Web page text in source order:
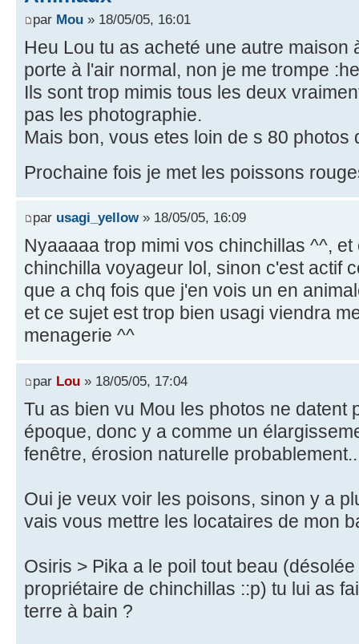
par Mou » 18/05/05, 16:01
Heu Lou tu as acheté une autre maison
porte à l'air normal, non je me trompe
Ils sont trop mimis tous les deux
pas les photographie.
Mais bon, vous etes loin de s 80 photos
Prochaine fois je met les poissons
par usagi_yellow» 18/05/05, 16:09
Nyaaaaa trop mimi vos chinchillas ^^,
chinchilla voyageur lol, sinon c'est actif
que a chq fois que j'en vois un en
et ce sujet est trop bien usagi viendra
menagerie ^^
par Lou » 18/05/05, 17:04
Tu as bien vu Mou les photos ne datent
époque, donc y a comme un
fenêtre, érosion naturelle
Oui je veux voir les poisons, sinon y a
vais vous mettre les locataires de mon
Osiris > Pika a le poil tout beau
propriétaire de chinchillas ::p) tu lui as
terre à bain ?